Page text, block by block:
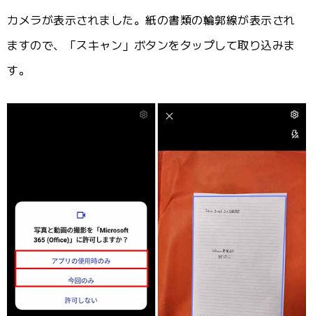
カメラが表示されました。紙の書類の輪郭線が表示され
ますので、「スキャン」ボタンをタップして取り込みま
す。